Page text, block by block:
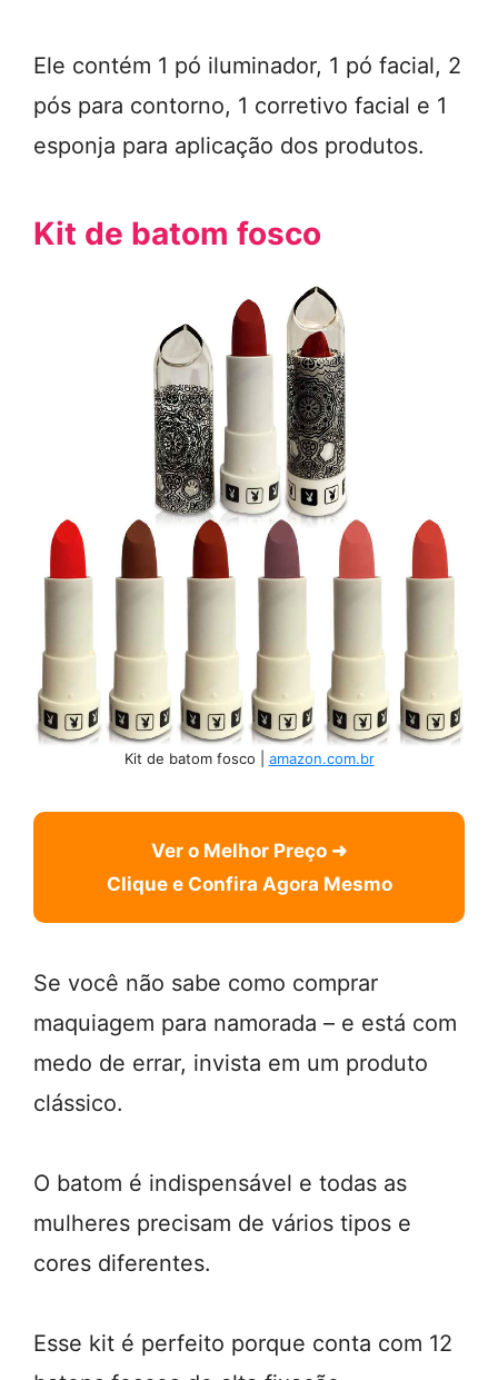
Ele contém 1 pó iluminador, 1 pó facial, 2
pós para contorno, 1 corretivo facial e 1
esponja para aplicação dos produtos.
Kit de batom fosco
Kit de batom fosco | amazon.com.br
Ver o Melhor Preço ➜
Clique e Confira Agora Mesmo
Se você não sabe como comprar
maquiagem para namorada – e está com
medo de errar, invista em um produto
clássico.
O batom é indispensável e todas as
mulheres precisam de vários tipos e
cores diferentes.
Esse kit é perfeito porque conta com 12